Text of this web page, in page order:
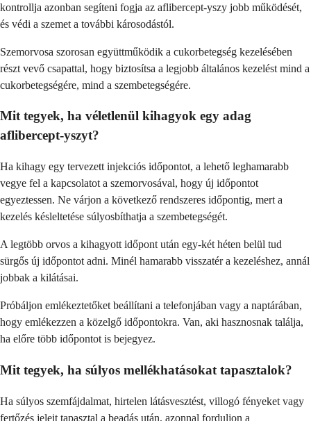
kontrollja azonban segíteni fogja az aflibercept-yszy jobb működését,
és védi a szemet a további károsodástól.
Szemorvosa szorosan együttműködik a cukorbetegség kezelésében
részt vevő csapattal, hogy biztosítsa a legjobb általános kezelést mind a
cukorbetegségére, mind a szembetegségére.
Mit tegyek, ha véletlenül kihagyok egy adag
aflibercept-yszyt?
Ha kihagy egy tervezett injekciós időpontot, a lehető leghamarabb
vegye fel a kapcsolatot a szemorvosával, hogy új időpontot
egyeztessen. Ne várjon a következő rendszeres időpontig, mert a
kezelés késleltetése súlyosbíthatja a szembetegségét.
A legtöbb orvos a kihagyott időpont után egy-két héten belül tud
sürgős új időpontot adni. Minél hamarabb visszatér a kezeléshez, annál
jobbak a kilátásai.
Próbáljon emlékeztetőket beállítani a telefonjában vagy a naptárában,
hogy emlékezzen a közelgő időpontokra. Van, aki hasznosnak találja,
ha előre több időpontot is bejegyez.
Mit tegyek, ha súlyos mellékhatásokat tapasztalok?
Ha súlyos szemfájdalmat, hirtelen látásvesztést, villogó fényeket vagy
fertőzés jeleit tapasztal a beadás után, azonnal forduljon a